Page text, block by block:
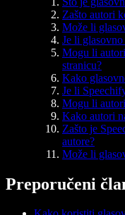
Zašto autori
Može li
Je li
Mogu li
stranicu?
Kako
Je li
Mogu li
Kako autori
Zašto je
autore?
Može li
Preporučeni